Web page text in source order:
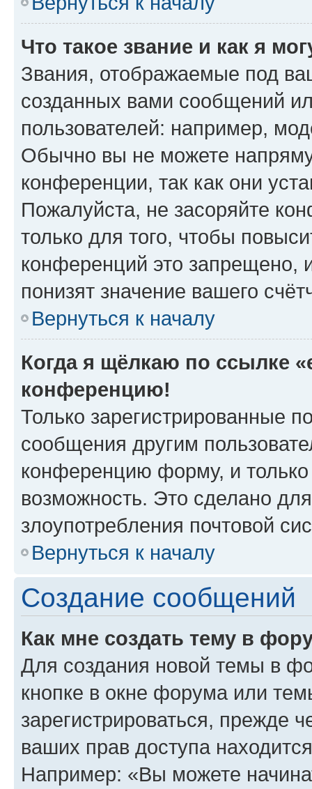
Что такое звание и как я
Звания, отображаемые под
созданных вами сообщений
пользователей: например,
Обычно вы не можете
конференции, так как они
Пожалуйста, не засоряйте
только для того, чтобы
конференций это запрещено,
понизят значение вашего
Вернуться к началу
Когда я щёлкаю по ссылке
конференцию!
Только зарегистрированные
сообщения другим
конференцию форму, и
возможность. Это сделано
злоупотребления почтовой
Вернуться к началу
Создание сообщений
Как мне создать тему в
Для создания новой темы в
кнопке в окне форума или
зарегистрироваться, прежде
ваших прав доступа
Например: «Вы можете